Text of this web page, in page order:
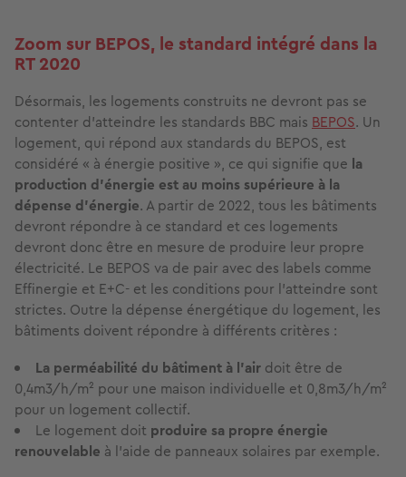
Zoom sur BEPOS, le standard intégré dans la
RT 2020
Désormais, les logements construits ne devront pas se
contenter d’atteindre les standards BBC mais BEPOS. Un
logement, qui répond aux standards du BEPOS, est
considéré « à énergie positive », ce qui signifie que la
production d’énergie est au moins supérieure à la
dépense d’énergie. A partir de 2022, tous les bâtiments
devront répondre à ce standard et ces logements
devront donc être en mesure de produire leur propre
électricité. Le BEPOS va de pair avec des labels comme
Effinergie et E+C- et les conditions pour l’atteindre sont
strictes. Outre la dépense énergétique du logement, les
bâtiments doivent répondre à différents critères :
La perméabilité du bâtiment à l’air doit être de
0,4m3/h/m² pour une maison individuelle et 0,8m3/h/m²
pour un logement collectif.
Le logement doit produire sa propre énergie
renouvelable à l’aide de panneaux solaires par exemple.